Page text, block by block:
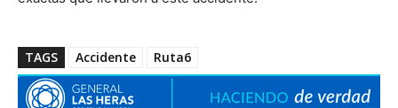
TAGS Accidente Ruta6